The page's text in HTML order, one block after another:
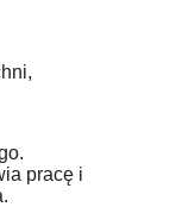
pracę i